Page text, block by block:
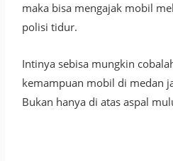
maka bisa mengajak mobil
polisi tidur.
Intinya sebisa mungkin
kemampuan mobil di medan
Bukan hanya di atas aspal